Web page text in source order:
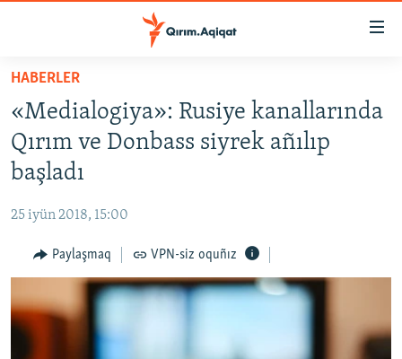
Esas
qaytmaq
Baş
navigatsiyağa
qaytmaq
Qıdıruvğa
qaytmaq
HABERLER
İQTİSADİYAT
MEDENİYET
İNSAN AQLARI
SÜRET
HABERLER
«Medialogiya»: Rusiye kanallarında
Qırım ve Donbass siyrek añılıp
başladı
25 iyün 2018, 15:00
Paylaşmaq VPN-siz oquñız